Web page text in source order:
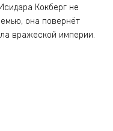
Кокберг не
она повернёт
вражеской империи.